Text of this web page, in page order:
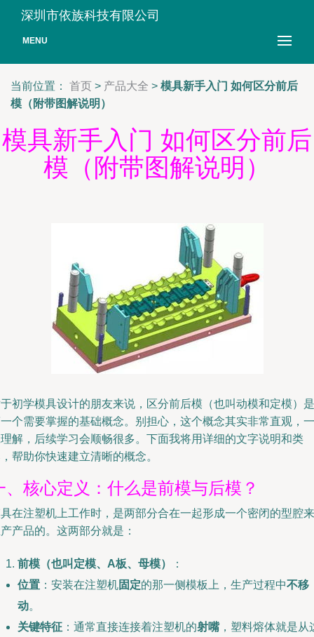
深圳市依族科技有限公司
MENU
当前位置： 首页 > 产品大全 > 模具新手入门 如何区分前后
模（附带图解说明）
模具新手入门 如何区分前后
模（附带图解说明）
初学模具设计的朋友来说，区分前后模（也叫动模和定模）是
个需要掌握的基础概念。别担心，这个概念其实非常直观，一
解，后续学习会顺畅很多。下面我将用详细的文字说明和类
帮助你快速建立清晰的概念。
、核心定义：什么是前模与后模？
在注塑机上工作时，是两部分合在一起形成一个密闭的型腔来
产品的。这两部分就是：
前模（也叫定模、A板、母模）
：
位置 ：安装在注塑机固定的那一侧模板上，生产过程中不移
动。
关键特征 ：通常直接连接着注塑机的射嘴，塑料熔体就是从